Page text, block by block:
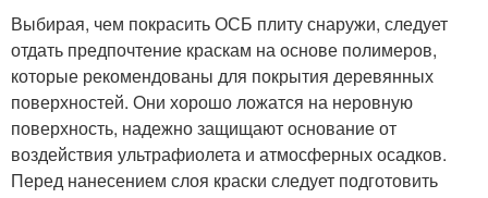
Выбирая, чем покрасить ОСБ плиту снаружи, следует
отдать предпочтение краскам на основе полимеров,
которые рекомендованы для покрытия деревянных
поверхностей. Они хорошо ложатся на неровную
поверхность, надежно защищают основание от
воздействия ультрафиолета и атмосферных осадков.
Перед нанесением слоя краски следует подготовить